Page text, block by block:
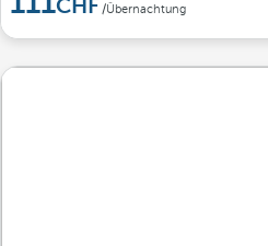
/Übernachtung